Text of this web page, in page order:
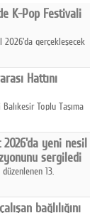
K-Pop Festivali
2026'da gerçekleşecek
getirmeye
Hattını
Toplu Taşıma
yeni nesil
sergiledi
13.
bayiler ve son
bağlılığını